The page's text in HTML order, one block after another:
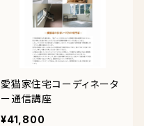
愛猫家住宅コーディネータ
ー通信講座
¥41,800